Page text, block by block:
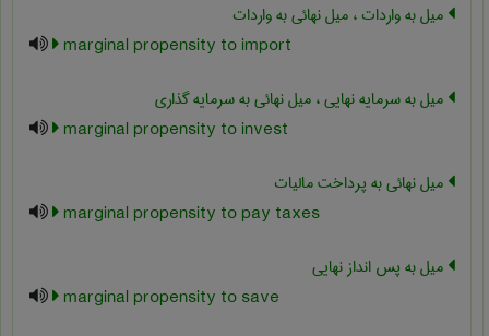
میل به واردات ، میل نهائی به واردات
marginal propensity to import
میل به سرمایه نهایی ، میل نهائی به سرمایه گذاری
marginal propensity to invest
میل نهائی به پرداخت مالیات
marginal propensity to pay taxes
میل به پس انداز نهایی
marginal propensity to save